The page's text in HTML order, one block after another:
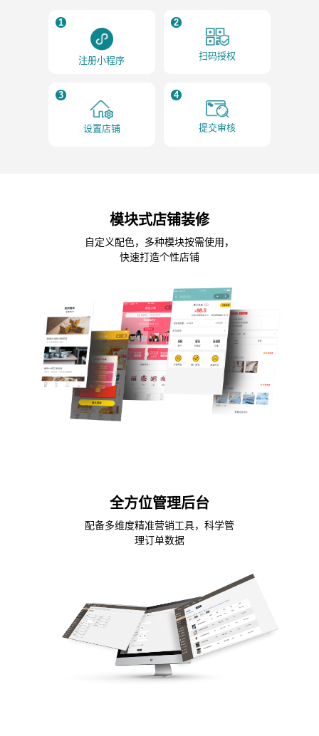
1
注册小程序
2
扫码授权
3
设置店铺
4
提交审核
模块式店铺装修
自定义配色，多种模块按需使用，
快速打造个性店铺
全方位管理后台
配备多维度精准营销工具，科学管
理订单数据